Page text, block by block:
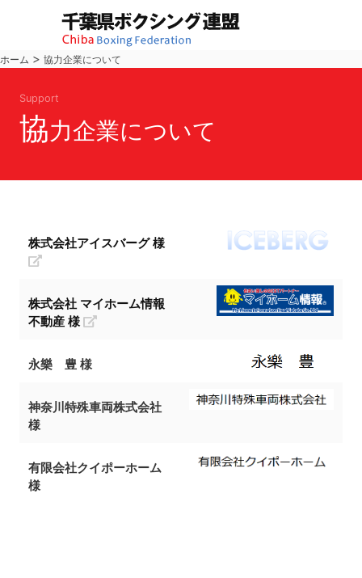
ホーム > 協力企業について
Support
協力企業について
株式会社アイスバーグ 様
株式会社 マイホーム情報
不動産 様
永樂 豊 様
神奈川特殊車両株式会社
様
有限会社クイポーホーム
様